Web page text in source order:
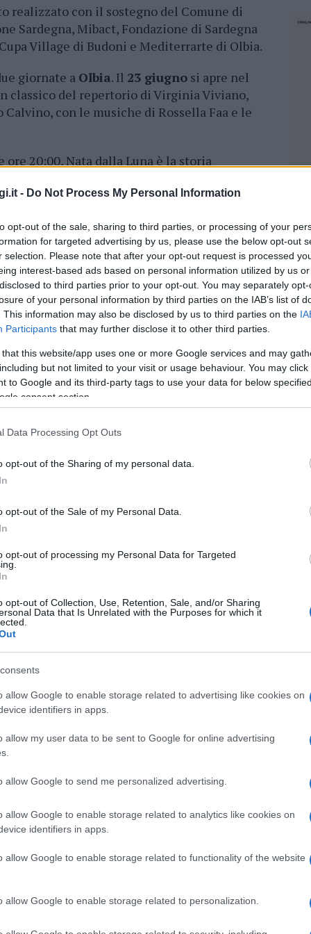
- Do Not Process My Personal Information
opt-out of the sale, sharing to third parties, or processing of your
for targeted advertising by us, please use the below opt-out
selection. Please note that after your opt-out request is processed
interest-based ads based on personal information utilized by us
to third parties prior to your opt-out. You may separately
of your personal information by third parties on the IAB’s list of
This information may also be disclosed by us to third parties on the
Participants that may further disclose it to other third parties.
that this website/app uses one or more Google services and may
but not limited to your visit or usage behaviour. You may
to Google and its third-party tags to use your data for below
consent section.
Data Processing Opt Outs
opt-out of the Sharing of my personal data.
opt-out of the Sale of my Personal Data.
opt-out of processing my Personal Data for Targeted
opt-out of Collection, Use, Retention, Sale, and/or Sharing
Data that Is Unrelated with the Purposes for which it
allow Google to enable storage related to advertising like cookies on
identifiers in apps.
allow my user data to be sent to Google for online advertising
allow Google to send me personalized advertising.
allow Google to enable storage related to analytics like cookies on
identifiers in apps.
allow Google to enable storage related to functionality of the website
allow Google to enable storage related to personalization.
realizzato con il sostegno del Comune di
Sardegna, Mibact, Fondazione di Sardegna
Village di Budoni e Mediterrarte di Olbia.
giornate a Olbia. Il 23 giugno si apre nel
classico del repertorio di Virginia Viviano,
con le musiche di Rossella Faa e le
ore 20:00, Nata dalla Luna è la storia
concepita sulla luna quando questa era
nel mare, e animali e persone venivano
A seguire, alle ore 22:00 in Piazza Elena di
L’èchappèe, una fuga dal quotidiano,
tema dell’attesa e della maternità.
alle ore 20, sempre il Piazza Elena di
Retornable, di e con Gaspar Uriel
l’Augusto tra i bambini del pubblico con
del Circo Sottovuoto di Torino, ovvero
a proporre uno spettacolo poetico ed
che rovinerà tutto scivolando in ripetute in
10 giorni, dal 23 giugno, a Olbia, Budoni,
compagnie: Teatro Circo Maccus
Mediterrarte (Olbia), Teatro nelle
e Le Cabriole (Francia).
20 scuole da sud a nord della Sardegna,
e insegnanti,
l’Isola con performance e spettacoli per la
la formazione e il divertimento.
si sposta dunque con i suoi camper colorati
Village, da domenica 25 al 28 giugno.
di una sognatrice poetica e irriverente,
Lunadel Circo Maccus e
19:00 laboratorio di acrobazie del Circo
ore 21:00.
, tornano i francesi
racconti di Maldimar, in bilico tra cartone
con mille corde, nodi e ingranaggi che
e poi alle ore 20:00, lo spettacoloNata dalla
XXVIII Aprile, il Circo Sottovuoto Torino